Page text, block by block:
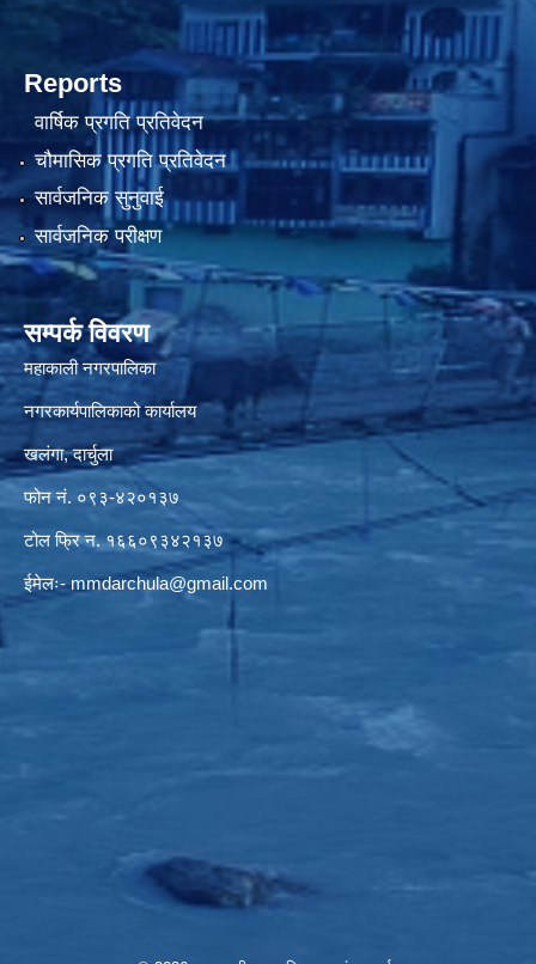
Reports
वार्षिक प्रगति प्रतिवेदन
चौमासिक प्रगति प्रतिवेदन
सार्वजनिक सुनुवाई
सार्वजनिक परीक्षण
सम्पर्क विवरण
महाकाली नगरपालिका
नगरकार्यपालिकाको कार्यालय
खलंगा, दार्चुला
फोन नं. ०९३-४२०१३७
टोल फ्रि न. १६६०९३४२१३७
ईमेलः-mmdarchula@gmail.com